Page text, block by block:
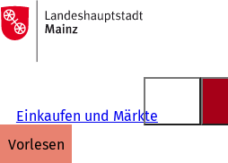
Inhalt anspringen
Zur
Startseite
Einkaufen und Märkte
vorlesen